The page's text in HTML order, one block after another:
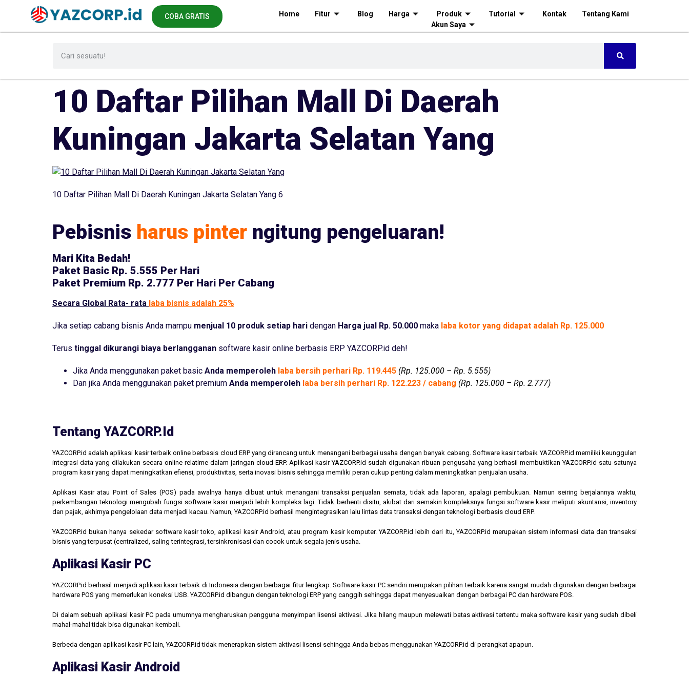
COBA GRATIS Home Fitur Blog Harga Produk Tutorial Kontak
Tentang Kami
Akun Saya
10 Daftar Pilihan Mall Di Daerah
Kuningan Jakarta Selatan Yang
10 Daftar Pilihan Mall Di Daerah Kuningan Jakarta Selatan Yang 6
Pebisnis harus pinter ngitung pengeluaran!
Mari Kita Bedah!
Paket Basic Rp. 5.555 Per Hari
Paket Premium Rp. 2.777 Per Hari Per Cabang
Secara Global Rata- rata laba bisnis adalah 25%
Jika setiap cabang bisnis Anda mampu menjual 10 produk setiap hari dengan Harga jual Rp. 50.000 maka laba kotor yang didapat adalah Rp. 125.000
Terus tinggal dikurangi biaya berlangganan software kasir online berbasis ERP YAZCORP.id deh!
Jika Anda menggunakan paket basic Anda memperoleh laba bersih perhari Rp. 119.445 (Rp. 125.000 – Rp. 5.555)
Dan jika Anda menggunakan paket premium Anda memperoleh laba bersih perhari Rp. 122.223 / cabang (Rp. 125.000 – Rp. 2.777)
Tentang YAZCORP.id
YAZCORP.id adalah aplikasi kasir terbaik online berbasis cloud ERP yang dirancang untuk menangani berbagai usaha dengan banyak cabang. Software kasir terbaik YAZCORP.id memiliki keunggulan
integrasi data yang dilakukan secara online relatime dalam jaringan cloud ERP. Aplikasi kasir YAZCORP.id sudah digunakan ribuan pengusaha yang berhasil membuktikan YAZCORP.id satu-satunya
program kasir yang dapat meningkatkan efiensi, produktivitas, serta inovasi bisnis sehingga memiliki peran cukup penting dalam meningkatkan penjualan usaha.
Aplikasi Kasir atau Point of Sales (POS) pada awalnya hanya dibuat untuk menangani transaksi penjualan semata, tidak ada laporan, apalagi pembukuan. Namun seiring berjalannya waktu,
perkembangan teknologi mengubah fungsi software kasir menjadi lebih kompleks lagi. Tidak berhenti disitu, akibat dari semakin kompleksnya fungsi software kasir meliputi akuntansi, inventory
dan pajak, akhirnya pengelolaan data menjadi kacau. Namun, YAZCORP.id berhasil mengintegrasikan lalu lintas data transaksi dengan teknologi berbasis cloud ERP.
YAZCORP.id bukan hanya sekedar software kasir toko, aplikasi kasir Android, atau program kasir komputer. YAZCORP.id lebih dari itu, YAZCORP.id merupakan sistem informasi data dan transaksi
bisnis yang terpusat (centralized, saling terintegrasi, tersinkronisasi dan cocok untuk segala jenis usaha.
Aplikasi Kasir PC
YAZCORP.id berhasil menjadi aplikasi kasir terbaik di Indonesia dengan berbagai fitur lengkap. Software kasir PC sendiri merupakan pilihan terbaik karena sangat mudah digunakan dengan berbagai
hardware POS yang memerlukan koneksi USB. YAZCORP.id dibangun dengan teknologi ERP yang canggih sehingga dapat menyesuaikan dengan berbagai PC dan hardware POS.
Di dalam sebuah aplikasi kasir PC pada umumnya mengharuskan pengguna menyimpan lisensi aktivasi. Jika hilang maupun melewati batas aktivasi tertentu maka software kasir yang sudah dibeli
mahal-mahal tidak bisa digunakan kembali.
Berbeda dengan aplikasi kasir PC lain, YAZCORP.id tidak menerapkan sistem aktivasi lisensi sehingga Anda bebas menggunakan YAZCORP.id di perangkat apapun.
Aplikasi Kasir Android